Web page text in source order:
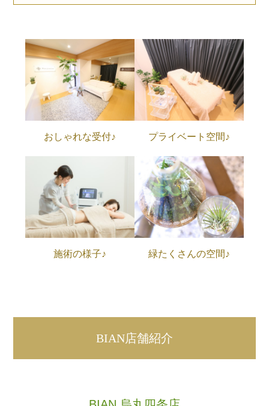
おしゃれな受付♪ プライベート空間♪
施術の様子♪ 緑たくさんの空間♪
BIAN店舗紹介